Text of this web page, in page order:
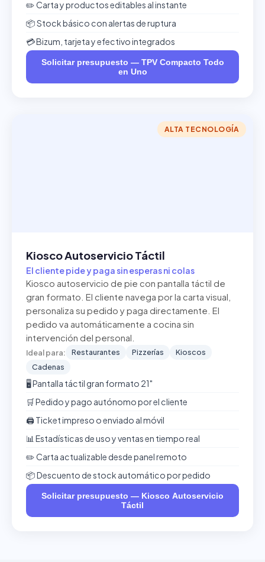
✏️ Carta y productos editables al instante
📦 Stock básico con alertas de ruptura
💳 Bizum, tarjeta y efectivo integrados
Solicitar presupuesto — TPV Compacto Todo
en Uno
ALTA TECNOLOGÍA
Kiosco Autoservicio Táctil
El cliente pide y paga sin esperas ni colas
Kiosco autoservicio de pie con pantalla táctil de
gran formato. El cliente navega por la carta visual,
personaliza su pedido y paga directamente. El
pedido va automáticamente a cocina sin
intervención del personal.
Ideal para: Restaurantes Pizzerías
Kioscos
Cadenas
🖥️ Pantalla táctil gran formato 21"
🛒 Pedido y pago autónomo por el cliente
🖨️ Ticket impreso o enviado al móvil
📊 Estadísticas de uso y ventas en tiempo real
✏️ Carta actualizable desde panel remoto
📦 Descuento de stock automático por pedido
Solicitar presupuesto — Kiosco Autoservicio
Táctil